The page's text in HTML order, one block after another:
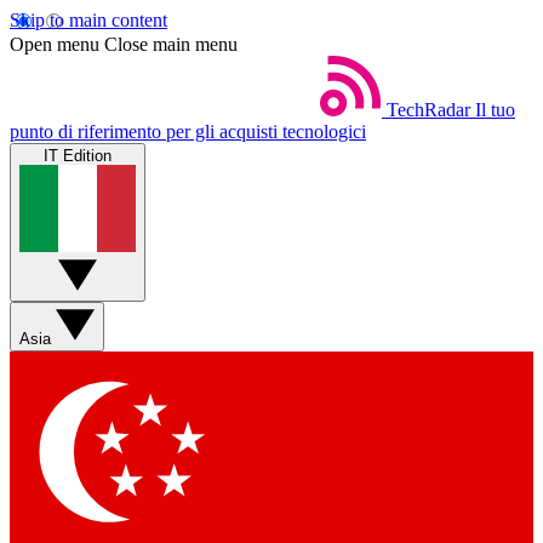
Skip to main content
Open menu Close main menu
TechRadar Il tuo
punto di riferimento per gli acquisti tecnologici
IT Edition
Asia